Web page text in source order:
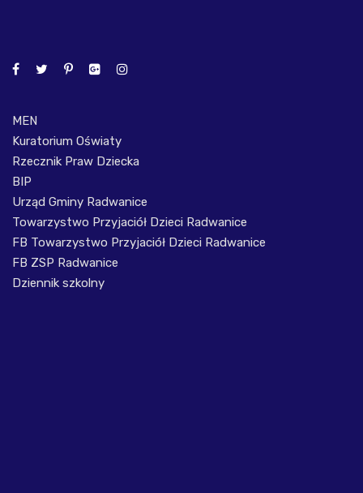
MEN
Kuratorium Oświaty
Rzecznik Praw Dziecka
BIP
Urząd Gminy Radwanice
Towarzystwo Przyjaciół Dzieci Radwanice
FB Towarzystwo Przyjaciół Dzieci Radwanice
FB ZSP Radwanice
Dziennik szkolny